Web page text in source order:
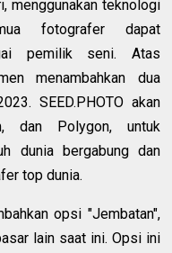
menggunakan teknologi
fotografer dapat
pemilik seni. Atas
menambahkan dua
SEED.PHOTO akan
dan Polygon, untuk
dunia bergabung dan
top dunia.
opsi "Jembatan",
lain saat ini. Opsi ini